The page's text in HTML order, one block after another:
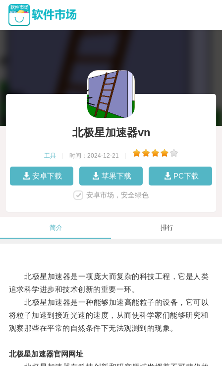
北极星加速器vn
工具 时间：2024-12-21
安卓下载 苹果下载 PC下载
安卓市场，安全绿色
简介 排行
北极星加速器是一项庞大而复杂的科技工程，它是人类
追求科学进步和技术创新的重要一环。
北极星加速器是一种能够加速高能粒子的设备，它可以
将粒子加速到接近光速的速度，从而使科学家们能够研究和
观察那些在平常的自然条件下无法观测到的现象。
北极星加速器官网网址